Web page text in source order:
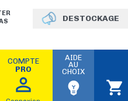
DESTOCKAGE
AIDE
AU
CHOIX
emoji_objects
COMPTE
PRO
perm_identity shopping_cart